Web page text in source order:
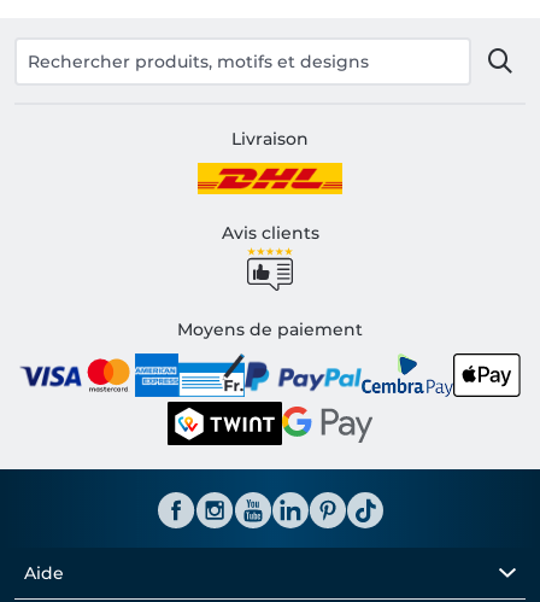
Livraison
Avis clients
Moyens de paiement
Aide